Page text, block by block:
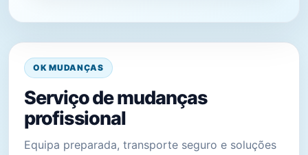
OK MUDANÇAS
Serviço de mudanças
profissional
Equipa preparada, transporte seguro e soluções